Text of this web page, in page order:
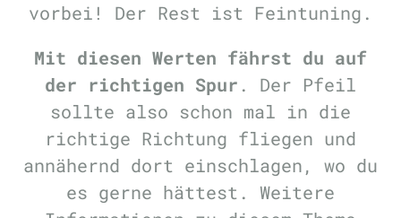
vorbei! Der Rest ist Feintuning.
Mit diesen Werten fährst du auf
der richtigen Spur . Der Pfeil
sollte also schon mal in die
richtige Richtung fliegen und
annähernd dort einschlagen, wo du
es gerne hättest. Weitere